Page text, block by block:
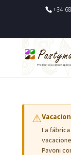
+34
⚠
La
Pavoni